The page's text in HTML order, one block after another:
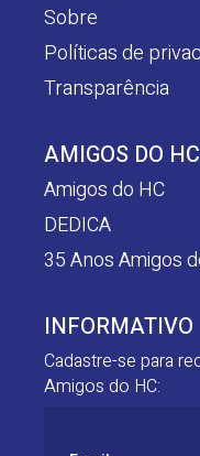
Sobre
Políticas de
Transparência
AMIGOS DO HC
Amigos do HC
DEDICA
35 Anos Amigos
INFORMATIVO
Cadastre-se para
Amigos do HC: